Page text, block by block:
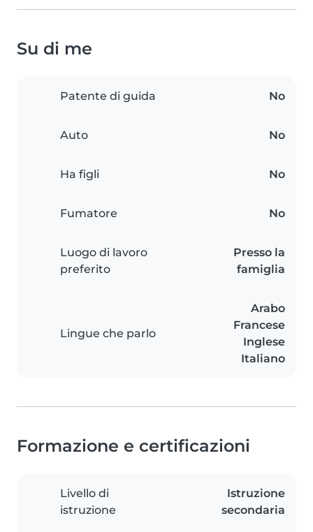
Su di me
Patente di guida No
Auto No
Ha figli No
Fumatore No
Luogo di lavoro
preferito
Presso la
famiglia
Lingue che parlo
Arabo
Francese
Inglese
Italiano
Formazione e certificazioni
Livello di
istruzione
Istruzione
secondaria